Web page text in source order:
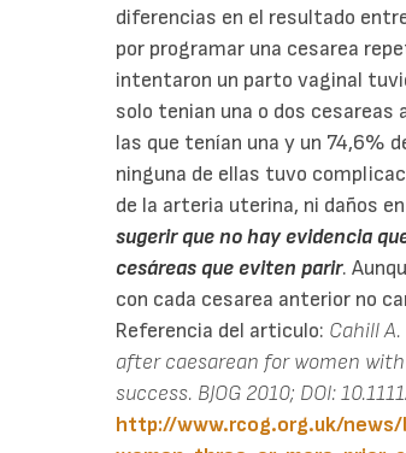
diferencias en el resultado
por programar una cesarea
intentaron un parto vaginal
solo tenian una o dos cesareas
las que tenían una y un 74,6%
ninguna de ellas tuvo
de la arteria uterina, ni daños
sugerir que no hay evidencia
cesáreas que eviten parir.
con cada cesarea anterior no
Referencia del articulo: Cahill
after caesarean for women
success. BJOG 2010; DOI:
http://www.rcog.org.uk/